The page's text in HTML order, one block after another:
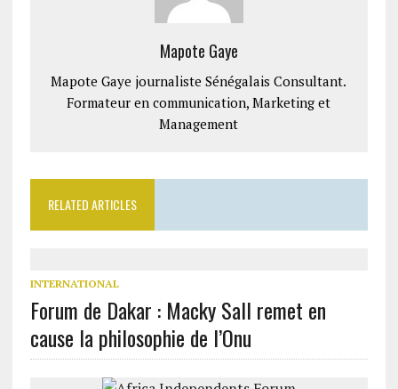
Mapote Gaye
Mapote Gaye journaliste Sénégalais Consultant.
Formateur en communication, Marketing et
Management
RELATED ARTICLES
INTERNATIONAL
Forum de Dakar : Macky Sall remet en
cause la philosophie de l’Onu